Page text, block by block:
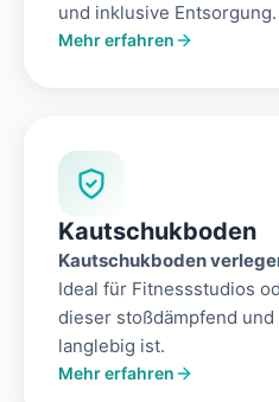
und inklusive Entsorgung.
Mehr erfahren
Kautschukboden
Kautschukboden
Ideal für Fitnessstudios
dieser stoßdämpfend
langlebig ist.
Mehr erfahren